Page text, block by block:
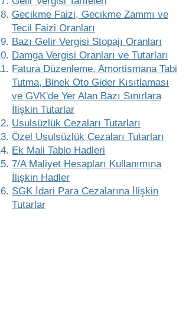
Gecikme Faizi, Gecikme Zammı ve
Tecil Faizi Oranları
Bazı Gelir Vergisi Stopajı Oranları
Damga Vergisi Oranları ve Tutarları
Fatura Düzenleme, Amortismana Tabi
Tutma, Binek Oto Gider Kısıtlaması
ve GVK'de Yer Alan Bazı Sınırlara
İlişkin Tutarlar
Usulsüzlük Cezaları Tutarları
Özel Usulsüzlük Cezaları Tutarları
Ek Mali Tablo Hadleri
7/A Maliyet Hesapları Kullanımına
İlişkin Hadler
SGK İdari Para Cezalarına İlişkin
Tutarlar